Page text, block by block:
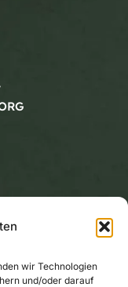
wir Technologien
und/oder darauf